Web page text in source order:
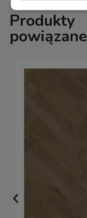
Produkty
powiązane